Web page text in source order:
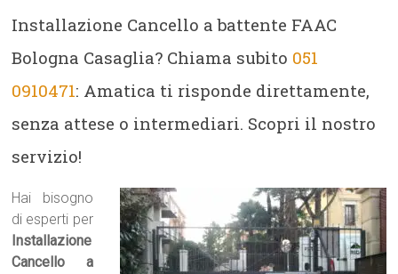
Installazione Cancello a battente FAAC
Bologna Casaglia? Chiama subito 051
0910471: Amatica ti risponde direttamente,
senza attese o intermediari. Scopri il nostro
servizio!
Hai bisogno
di esperti per
Installazione
Cancello a